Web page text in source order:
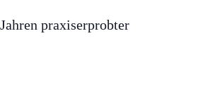
praxiserprobter